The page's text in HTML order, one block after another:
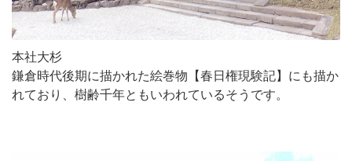
本社大杉
鎌倉時代後期に描かれた絵巻物【春日権現験記】にも描か
れており、樹齢千年ともいわれているそうです。